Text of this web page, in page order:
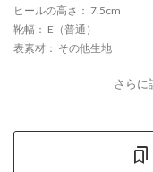
ヒールの高さ ： 7.5cm
靴幅 ： E（普通）
表素材 ： その他生地
さらに